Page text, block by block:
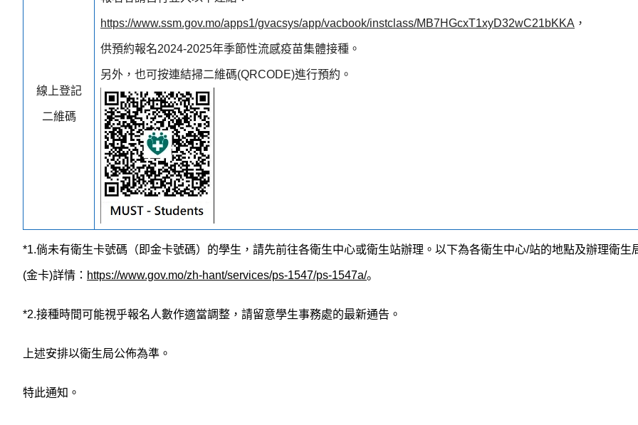
線上登記
二維碼
https://www.ssm.gov.mo/apps1/gvacsys/app/vacbook/instclass/MB7HGcxT1xyD32wC21bKKA ，
供預約報名2024-2025年季節性流感疫苗集體接種。
另外，也可按連結掃二維碼(QRCODE)進行預約。
*1.倘未有衛生卡號碼（即金卡號碼）的學生，請先前往各衛生中心或衛生站辦理。以下為各衛生中心/站的地點及辦理衛生
(金卡)詳情： https://www.gov.mo/zh-hant/services/ps-1547/ps-1547a/。
*2.接種時間可能視乎報名人數作適當調整，請留意學生事務處的最新通告。
上述安排以衛生局公佈為準。
特此通知。